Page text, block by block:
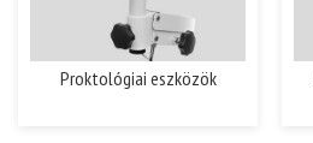
Proktológiai eszközök